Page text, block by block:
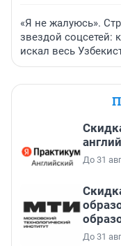
«Я не жалуюсь».
звездой соцсетей:
искал весь
До 31
До 31